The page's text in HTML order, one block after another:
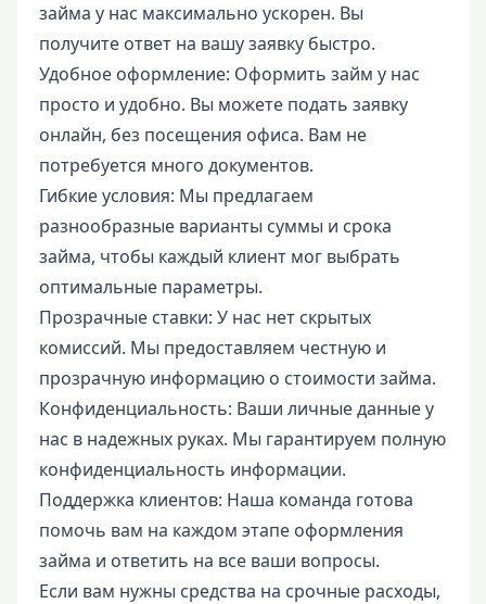
займа у нас максимально ускорен. Вы
получите ответ на вашу заявку быстро.
Удобное оформление: Оформить займ у нас
просто и удобно. Вы можете подать заявку
онлайн, без посещения офиса. Вам не
потребуется много документов.
Гибкие условия: Мы предлагаем
разнообразные варианты суммы и срока
займа, чтобы каждый клиент мог выбрать
оптимальные параметры.
Прозрачные ставки: У нас нет скрытых
комиссий. Мы предоставляем честную и
прозрачную информацию о стоимости займа.
Конфиденциальность: Ваши личные данные у
нас в надежных руках. Мы гарантируем полную
конфиденциальность информации.
Поддержка клиентов: Наша команда готова
помочь вам на каждом этапе оформления
займа и ответить на все ваши вопросы.
Если вам нужны средства на срочные расходы,